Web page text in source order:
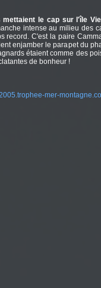
mettaient le cap sur l'île
intense au milieu des
record. C'est la paire
enjamber le parapet du
étaient comme des
de bonheur !
mer-